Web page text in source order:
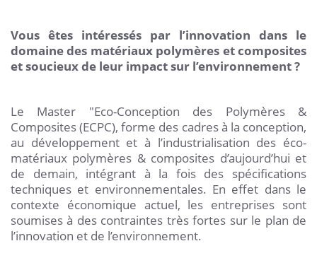
Vous êtes intéressés par l’innovation dans le
domaine des matériaux polymères et composites
et soucieux de leur impact sur l’environnement ?
Le Master "Eco-Conception des Polymères &
Composites (ECPC), forme des cadres à la conception,
au développement et à l’industrialisation des éco-
matériaux polymères & composites d’aujourd’hui et
de demain, intégrant à la fois des spécifications
techniques et environnementales. En effet dans le
contexte économique actuel, les entreprises sont
soumises à des contraintes très fortes sur le plan de
l’innovation et de l’environnement.